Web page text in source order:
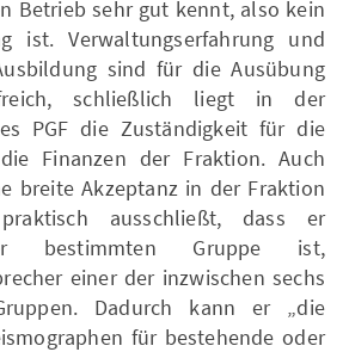
Betrieb sehr gut kennt, also kein
ist. Verwaltungserfahrung und
sind für die Ausübung
schließlich liegt in der
PGF die Zuständigkeit für die
Finanzen der Fraktion. Auch
breite Akzeptanz in der Fraktion
ausschließt, dass er
bestimmten Gruppe ist,
einer der inzwischen sechs
Dadurch kann er „die
für bestehende oder